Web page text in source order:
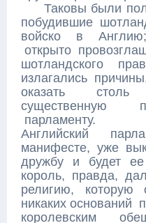
Таковы были
побудившие
войско в
открыто
шотландского
излагались
оказать
существенную
парламенту.
Английский
манифесте, уже
дружбу и будет
король, правда,
религию,
никаких оснований
королевским